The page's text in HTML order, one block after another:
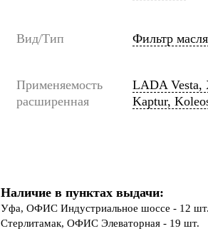
Вид/Тип Фильтр
Применяемость
расширенная
LADA Vesta,
Kaptur,
Наличие в пунктах выдачи:
Уфа, ОФИС Индустриальное шоссе - 12 шт.
Стерлитамак, ОФИС Элеваторная - 19 шт.